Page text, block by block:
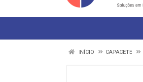
INÍCIO CAPACETE